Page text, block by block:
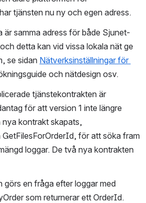
tjänsten nu ny och egen adress.
är samma adress för både Sjunet-
detta kan vid vissa lokala nät ge
se sidan Nätverksinställningar för
och nätdesign osv.
tjänstekontrakten är
för att version 1 inte längre
kontrakt skapats,
för att söka fram
loggar. De två nya kontrakten
görs en fråga efter loggar med
som returnerar ett OrderId.